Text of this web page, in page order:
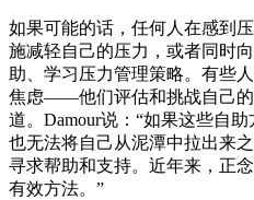
如果可能的话，任何人在感到
施减轻自己的压力，或者同时
助、学习压力管理策略。有些
焦虑——他们评估和挑战自己的
道。Damour说：“如果这些自
也无法将自己从泥潭中拉出来
寻求帮助和支持。近年来，正
有效方法。”